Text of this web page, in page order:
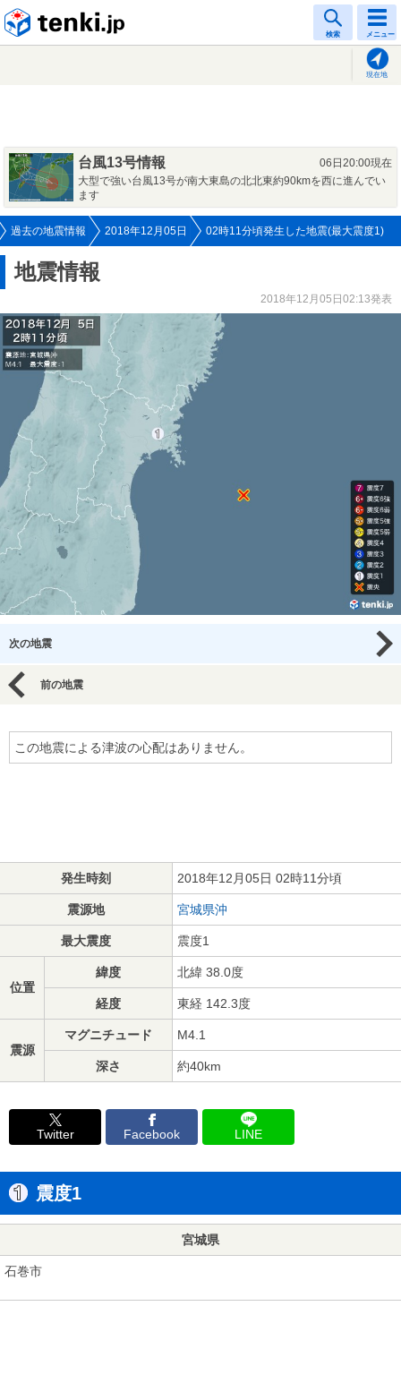
検索 メニュー
現在地
台風13号情報
06日20:00現在
大型で強い台風13号が南大東島の北北東約90kmを西に進んでい
ます
過去の地震情報 2018年12月05日 02時11分頃発生した地震(最大震度1)
地震情報
2018年12月05日02:13発表
次の地震
前の地震
この地震による津波の心配はありません。
発生時刻 2018年12月05日 02時11分頃
震源地 宮城県沖
最大震度 震度1
位置
緯度 北緯 38.0度
経度 東経 142.3度
震源
マグニチュード M4.1
深さ 約40km
Twitter Facebook LINE
震度1
宮城県
石巻市